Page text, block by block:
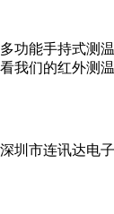
能手持式
们的红外测
圳市连讯达电